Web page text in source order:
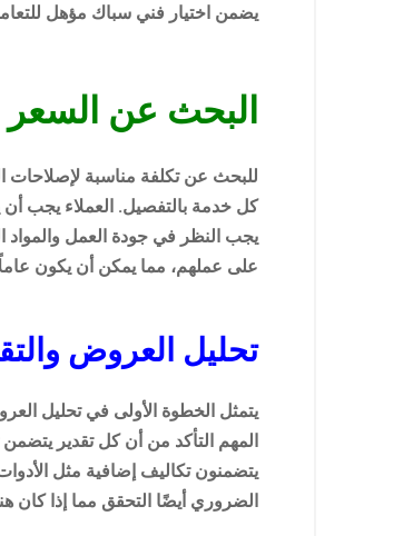
يضمن اختيار فني سباك مؤهل
البحث عن
للبحث عن تكلفة مناسبة
كل خدمة بالتفصيل. العملاء يجب أن
يجب النظر في جودة العمل والمواد
على عملهم، مما يمكن أن يكون
تحليل العروض
يتمثل الخطوة الأولى في تحليل
المهم التأكد من أن كل تقدير
يتضمنون تكاليف إضافية مثل
الضروري أيضًا التحقق مما إذا كان